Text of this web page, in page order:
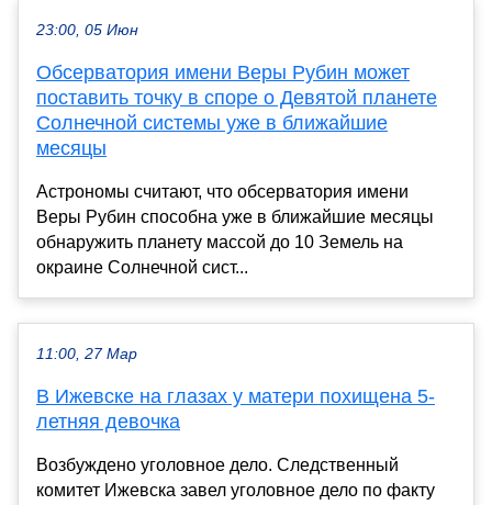
23:00, 05 Июн
Обсерватория имени Веры Рубин может
поставить точку в споре о Девятой планете
Солнечной системы уже в ближайшие
месяцы
Астрономы считают, что обсерватория имени
Веры Рубин способна уже в ближайшие месяцы
обнаружить планету массой до 10 Земель на
окраине Солнечной сист...
11:00, 27 Мар
В Ижевске на глазах у матери похищена 5-
летняя девочка
Возбуждено уголовное дело. Следственный
комитет Ижевска завел уголовное дело по факту